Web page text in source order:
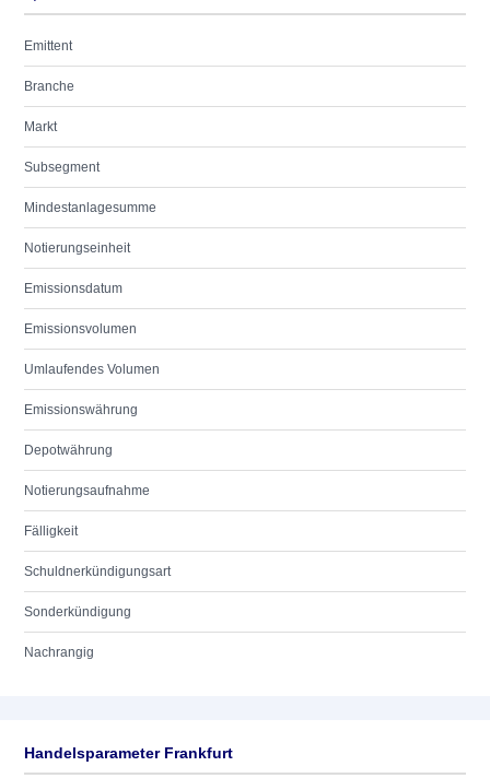
Emittent
Branche
Markt
Subsegment
Mindestanlagesumme
Notierungseinheit
Emissionsdatum
Emissionsvolumen
Umlaufendes Volumen
Emissionswährung
Depotwährung
Notierungsaufnahme
Fälligkeit
Schuldnerkündigungsart
Sonderkündigung
Nachrangig
Handelsparameter Frankfurt